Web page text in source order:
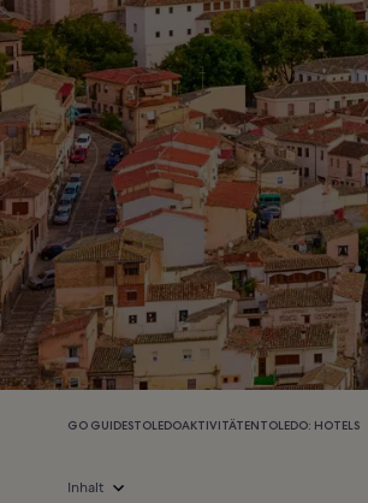
GO GUIDESTOLEDOAKTIVITÄTENTOLEDO: HOTELS
Inhalt